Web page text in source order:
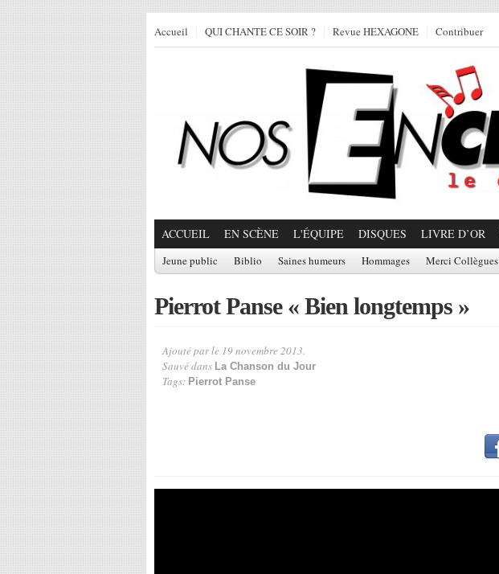
Accueil QUI CHANTE CE SOIR ? Revue HEXAGONE Contribuer
ACCUEIL EN SCÈNE L'ÉQUIPE DISQUES LIVRE D’OR
Jeune public Biblio Saines humeurs Hommages Merci Collègues
Pierrot Panse « Bien longtemps »
Ajouté parle 19 novembre 2013.
Sauvé dans La Chanson du Jour
Tags: Pierrot Panse